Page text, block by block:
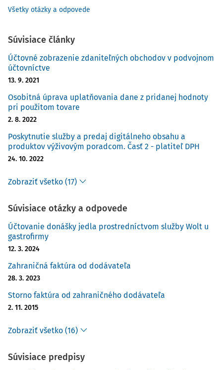
Všetky otázky a odpovede
Súvisiace články
Účtovné zobrazenie zdaniteľných obchodov v podvojnom
účtovníctve
13. 9. 2021
Osobitná úprava uplatňovania dane z pridanej hodnoty
pri použitom tovare
2. 8. 2022
Poskytnutie služby a predaj digitálneho obsahu a
produktov výživovým poradcom. Časť 2 - platiteľ DPH
24. 10. 2022
Zobraziť všetko (17)
Súvisiace otázky a odpovede
Účtovanie donášky jedla prostredníctvom služby Wolt u
gastrofirmy
12. 3. 2024
Zahraničná faktúra od dodávateľa
28. 3. 2023
Storno faktúra od zahraničného dodávateľa
2. 11. 2015
Zobraziť všetko (16)
Súvisiace predpisy